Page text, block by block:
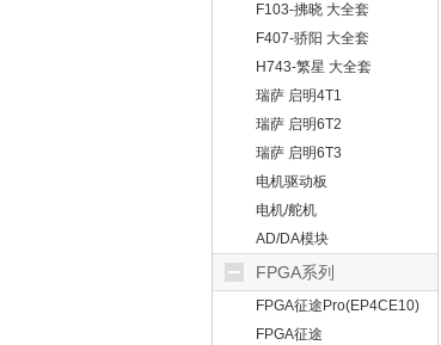
F103-拂晓 大全套
F407-骄阳 大全套
H743-繁星 大全套
瑞萨 启明4T1
瑞萨 启明6T2
瑞萨 启明6T3
电机驱动板
电机/舵机
AD/DA模块
FPGA系列
FPGA征途Pro(EP4CE10)
FPGA征途